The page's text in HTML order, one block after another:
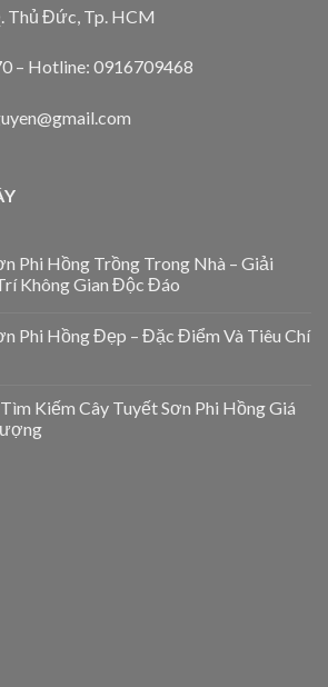
Thủ Đức, Tp. HCM
– Hotline: 0916709468
Phi Hồng Trồng Trong Nhà – Giải
Không Gian Độc Đáo
Phi Hồng Đẹp – Đặc Điểm Và Tiêu Chí
Kiếm Cây Tuyết Sơn Phi Hồng Giá